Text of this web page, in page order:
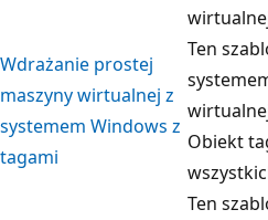
Wdrażanie prostej
maszyny wirtualnej z
systemem Windows z
tagami
Ten
Obiekt
Ten